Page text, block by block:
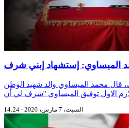
الميساوي: إستشهاد إبني شرف
قال محمد الميساوي والد شهيد الوطن
السبت، 7 مارس، 2020 - 14:24